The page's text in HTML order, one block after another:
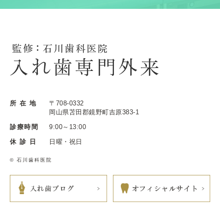
所 在 地
〒708-0332
岡山県苫田郡鏡野町吉原383-1
診療時間
9:00～13:00
休 診 日
日曜・祝日
© 石川歯科医院